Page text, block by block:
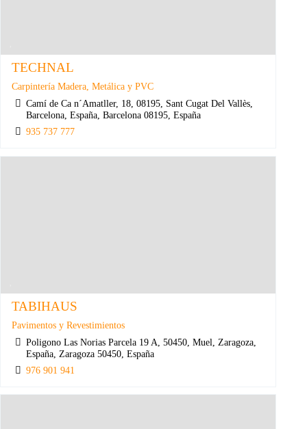
TECHNAL
Carpintería Madera, Metálica y PVC
Camí de Ca n´Amatller, 18, 08195, Sant Cugat Del Vallès,
Barcelona, España, Barcelona 08195, España
935 737 777
TABIHAUS
Pavimentos y Revestimientos
Poligono Las Norias Parcela 19 A, 50450, Muel, Zaragoza,
España, Zaragoza 50450, España
976 901 941